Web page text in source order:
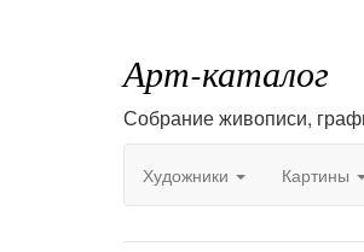
Арт-каталог
Собрание живописи,
Художники Картины